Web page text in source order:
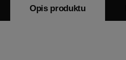
Opis produktu